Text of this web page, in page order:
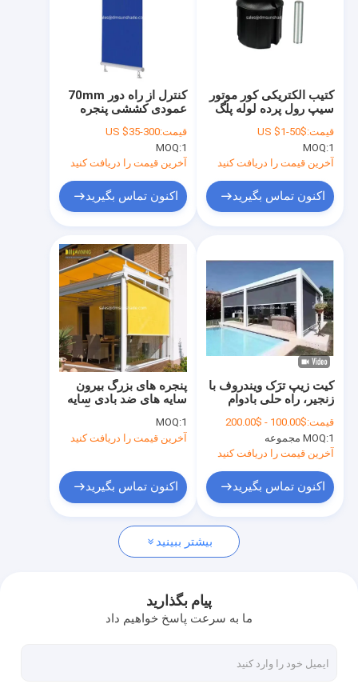
محصولات
درباره ما
تور کارخانه
با ما تماس بگیرید
اخبار
درخواست نقل قول
دستگاه های آویزان قابل باز کردن
آویزان های پنجره قابل باز شدن
آویزان سقف قابل باز کردن
کنترل از راه دور 70mm
عمودی کششی پنجره
قیمت:US $35-300
MOQ:1
آخرین قیمت را دریافت کنید
اکنون تماس بگیرید
کتیب الکتریکی کور موتور
سیپ رول پرده لوله پلگ
کیت
قیمت:US $1-50$
MOQ:1
آخرین قیمت را دریافت کنید
اکنون تماس بگیرید
پنجره های بزرگ بیرون
سایه های ضد بادی سایه
MOQ:1
آخرین قیمت را دریافت کنید
اکنون تماس بگیرید
کیت زیپ ترَک ویندروف با
زنجیر، راه حلی بادوام
پوشش پنجره
قیمت:$100.00 - $200.00
MOQ:1 مجموعه
آخرین قیمت را دریافت کنید
اکنون تماس بگیرید
بیشتر ببینید
پیام بگذارید
ما به سرعت پاسخ خواهیم داد